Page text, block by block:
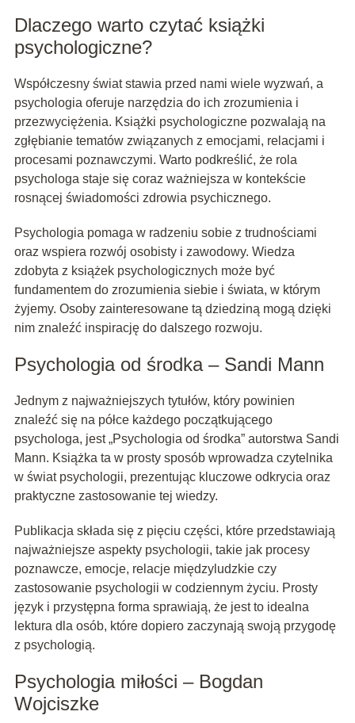
Dlaczego warto czytać książki
psychologiczne?
Współczesny świat stawia przed nami wiele wyzwań, a
psychologia oferuje narzędzia do ich zrozumienia i
przezwyciężenia. Książki psychologiczne pozwalają na
zgłębianie tematów związanych z emocjami, relacjami i
procesami poznawczymi. Warto podkreślić, że rola
psychologa staje się coraz ważniejsza w kontekście
rosnącej świadomości zdrowia psychicznego.
Psychologia pomaga w radzeniu sobie z trudnościami
oraz wspiera rozwój osobisty i zawodowy. Wiedza
zdobyta z książek psychologicznych może być
fundamentem do zrozumienia siebie i świata, w którym
żyjemy. Osoby zainteresowane tą dziedziną mogą dzięki
nim znaleźć inspirację do dalszego rozwoju.
Psychologia od środka – Sandi Mann
Jednym z najważniejszych tytułów, który powinien
znaleźć się na półce każdego początkującego
psychologa, jest „Psychologia od środka” autorstwa Sandi
Mann. Książka ta w prosty sposób wprowadza czytelnika
w świat psychologii, prezentując kluczowe odkrycia oraz
praktyczne zastosowanie tej wiedzy.
Publikacja składa się z pięciu części, które przedstawiają
najważniejsze aspekty psychologii, takie jak procesy
poznawcze, emocje, relacje międzyludzkie czy
zastosowanie psychologii w codziennym życiu. Prosty
język i przystępna forma sprawiają, że jest to idealna
lektura dla osób, które dopiero zaczynają swoją przygodę
z psychologią.
Psychologia miłości – Bogdan
Wojciszke